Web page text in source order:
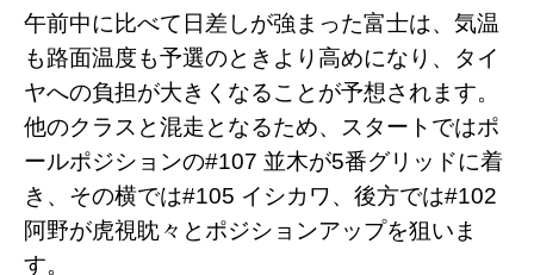
午前中に比べて日差しが強まった富士は、気温
も路面温度も予選のときより高めになり、タイ
ヤへの負担が大きくなることが予想されます。
他のクラスと混走となるため、スタートではポ
ールポジションの#107 並木が5番グリッドに着
き、その横では#105 イシカワ、後方では#102
阿野が虎視眈々とポジションアップを狙いま
す。